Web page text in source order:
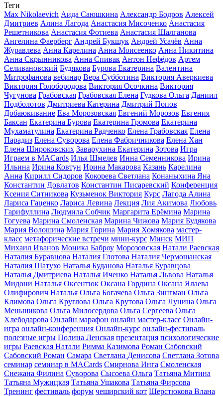
Теги
Max Nikolaevich Аида Саюшкина Александр Бодров Алексей
Дмитриев Алина Лагода Анастасия Мисоченко Анастасия
Решетникова Анастасия Фотиева Анастасия Шалганова
Ангелина Фаерберг Андрей Букшук Андрей Усачёв Анна
Журавлева Анна Карелина Анна Моисеенко Анна Никитина
Анна Скрынникова Анна Спивак Антон Нефёдов Артем
Селивановский Будякова Бурова Екатерина Валентина
Митрофанова вебинар Вера Субботина Виктория Аверкиева
Виктория Голобородова Виктория Осочкина Виктория
Чугунова Грабовская Грабовская Елена Гудкова Ольга Даниил
Подболотов Дмитриева Катерина Дмитрий Попов
Добаюкивание Ева Морозовская Евгений Морозов Евгения
Баксан Екатерина Бурова Екатерина Громова Екатерина
Мухаматулина Екатерина Радченко Елена Грабовская Елена
Парадиз Елена Суворова Елена Фабричникова Елена Хан
Елена Широковских Заварухина Екатерина Зотова Игра
Играем в MACards Илья Шмелев Инна Семенникова Ирина
Ильина Ирина Ковтун Ирина Макарова Казань Карелина
Анна Кирилл Сидоров Кокорева Светлана Конаныхина Яна
Константин Довлатов Константин Писаревский Конференция
Ксения Ситникова Кузьменок Виктория Курс Лагода Алина
Лариса Гаценко Лариса Левина Лекция Лия Акимова Любовь
Гарифуллина Людмила Собчик Маргарита Ерёмина Марина
Гогуева Марина Смоленская Марина Чижова Мария Будякова
Мария Волошина Мария Горина Мария Хомякова мастер-
класс метафорические встречи мини-курс Минск МИП
Михаил Иванов Моника Баброу Морозовская Натали Раевская
Наталия Буравцова Наталия Глотова Наталия Чермошанская
Наталия Шатухо Наталья Буданова Наталья Буравцова
Наталья Дмитриева Наталья Иченко Наталья Львова Наталья
Мидони Наталья Оксентюк Оксана Гордина Оксана Ялаева
Олифирович Наталья Ольга Богачева Ольга Зингман Ольга
Климова Ольга Круглова Ольга Крутова Ольга Лунина Ольга
Меньшикова Ольга Милосердова Ольга Сергеева Ольга
Хлебодарова Онлайн марафон онлайн мастер-класс Онлайн-
игра онлайн-конференция Онлайн-курс онлайн-фестиваль
полезные игры Полина Ленская презентация психологические
игры Раевская Натали Римма Казимова Роман Сабовский
Сабовский Роман Самара Светлана Денисова Светлана Зотова
семинар семинар в MACards Смирнова Инга Смоленская
Снежана Филина Суворова Сысоева Ольга Татьяна Митина
Татьяна Мужицкая Татьяна Ушакова Татьяна Фирсова
Тренинг фестиваль форум чеширский кот Шерстюкова Влана